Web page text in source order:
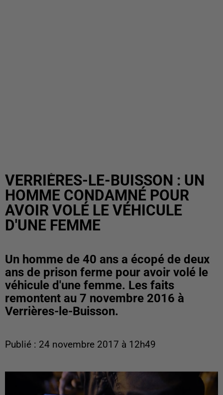
VERRIÈRES-LE-BUISSON : UN
HOMME CONDAMNÉ POUR
AVOIR VOLÉ LE VÉHICULE
D'UNE FEMME
Un homme de 40 ans a écopé de deux
ans de prison ferme pour avoir volé le
véhicule d'une femme. Les faits
remontent au 7 novembre 2016 à
Verrières-le-Buisson.
Publié : 24 novembre 2017 à 12h49